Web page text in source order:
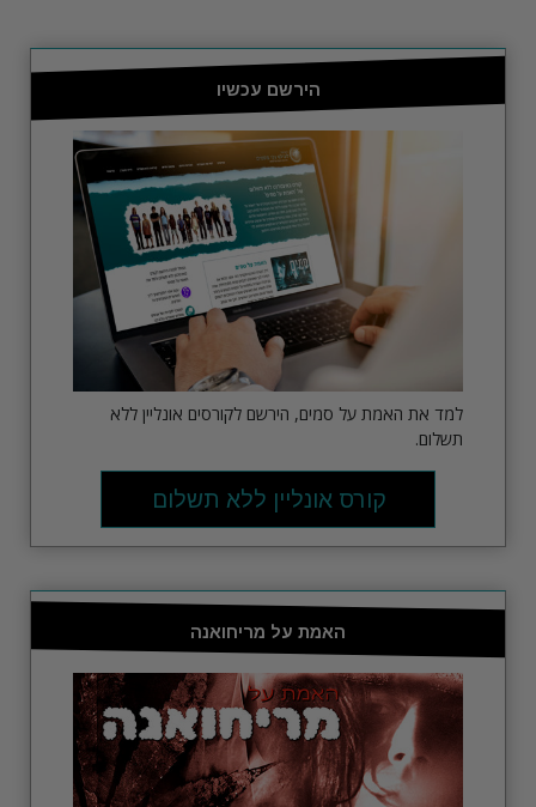
הירשם עכשיו
למד את האמת על סמים, הירשם לקורסים אונליין ללא
תשלום.
קורס אונליין ללא תשלום
האמת על מריחואנה